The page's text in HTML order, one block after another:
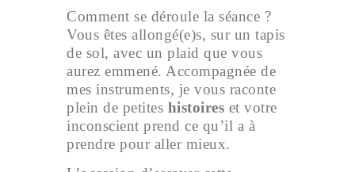
Comment se déroule la séance ?
Vous êtes allongé(e)s, sur un tapis
de sol, avec un plaid que vous
aurez emmené. Accompagnée de
mes instruments, je vous raconte
plein de petites histoires et votre
inconscient prend ce qu’il a à
prendre pour aller mieux.